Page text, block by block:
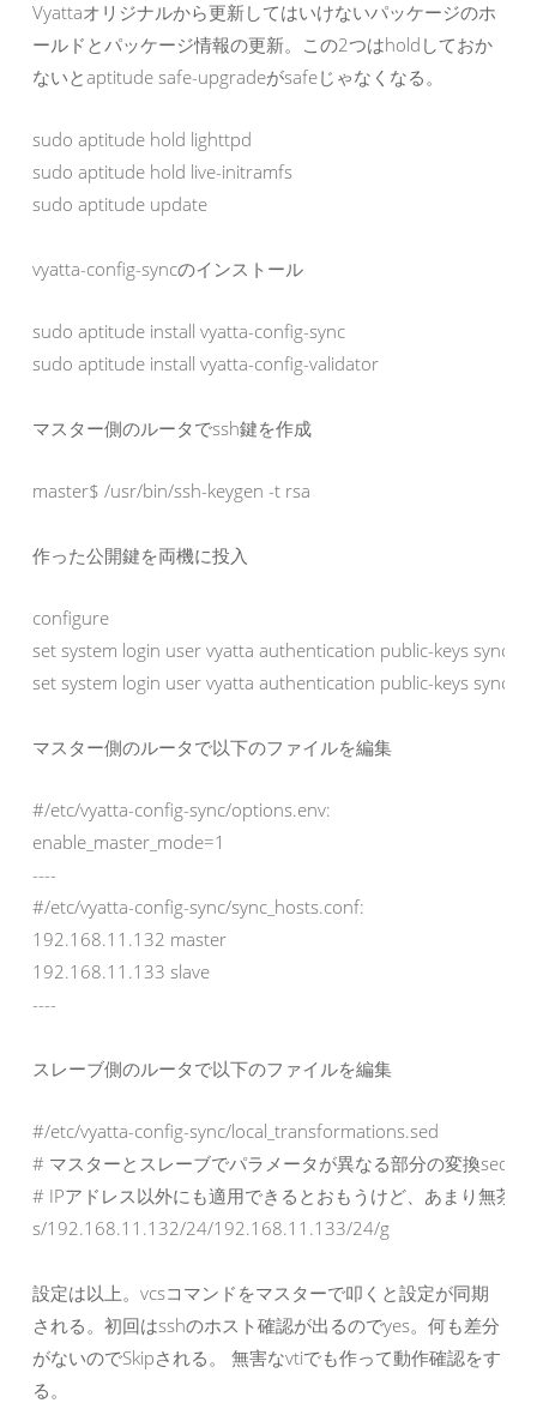
Vyattaオリジナルから更新してはいけないパッケージのホ
ールドとパッケージ情報の更新。この2つはholdしておか
ないとaptitude safe-upgradeがsafeじゃなくなる。
sudo aptitude hold lighttpd
sudo aptitude hold live-initramfs
sudo aptitude update
vyatta-config-syncのインストール
sudo aptitude install vyatta-config-sync
sudo aptitude install vyatta-config-validator
マスター側のルータでssh鍵を作成
master$ /usr/bin/ssh-keygen -t rsa
作った公開鍵を両機に投入
configure
set system login user vyatta authentication public-keys sync
set system login user vyatta authentication public-keys sync
マスター側のルータで以下のファイルを編集
#/etc/vyatta-config-sync/options.env:
enable_master_mode=1
----
#/etc/vyatta-config-sync/sync_hosts.conf:
192.168.11.132 master
192.168.11.133 slave
----
スレーブ側のルータで以下のファイルを編集
#/etc/vyatta-config-sync/local_transformations.sed
# マスターとスレーブでパラメータが異なる部分の変換sed
# IPアドレス以外にも適用できるとおもうけど、あまり無茶
s/192.168.11.132/24/192.168.11.133/24/g
設定は以上。vcsコマンドをマスターで叩くと設定が同期
される。初回はsshのホスト確認が出るのでyes。何も差分
がないのでSkipされる。 無害なvtiでも作って動作確認をす
る。